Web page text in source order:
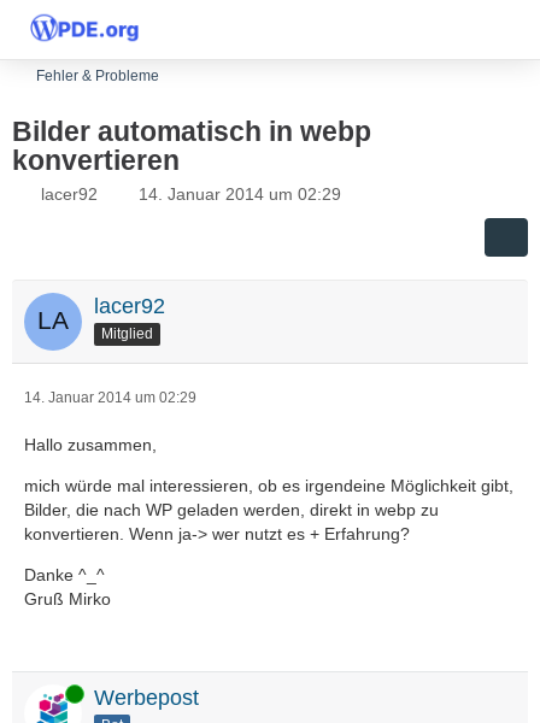
Fehler & Probleme
Bilder automatisch in webp
konvertieren
lacer92 14. Januar 2014 um 02:29
lacer92
Mitglied
14. Januar 2014 um 02:29
Hallo zusammen,
mich würde mal interessieren, ob es irgendeine Möglichkeit gibt,
Bilder, die nach WP geladen werden, direkt in webp zu
konvertieren. Wenn ja-> wer nutzt es + Erfahrung?
Danke ^_^
Gruß Mirko
Online Werbepost